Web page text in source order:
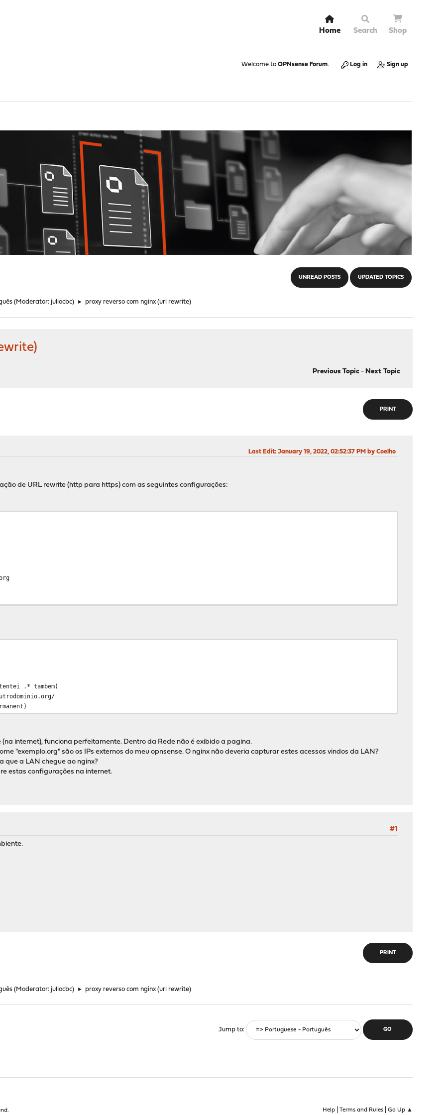
Home Search Shop
Welcome to OPNsense Forum. Log in Sign up
UNREAD POSTS UPDATED TOPICS
(Moderator: juliocbc) ► proxy reverso com nginx (url rewrite)
Previous Topic- Next Topic
PRINT
Last Edit: January 19, 2022, 02:52:37 PM by Coelho
de URL rewrite (http para https) com as seguintes configurações:
.* tambem)
(na internet), funciona perfeitamente. Dentro da Rede não é exibido a pagina.
"exemplo.org" são os IPs externos do meu opnsense. O nginx não deveria capturar estes acessos vindos da LAN?
que a LAN chegue ao nginx?
estas configurações na internet.
#1
PRINT
(Moderator: juliocbc) ► proxy reverso com nginx (url rewrite)
Jump to
Help| Terms and Rules| Go Up ▲